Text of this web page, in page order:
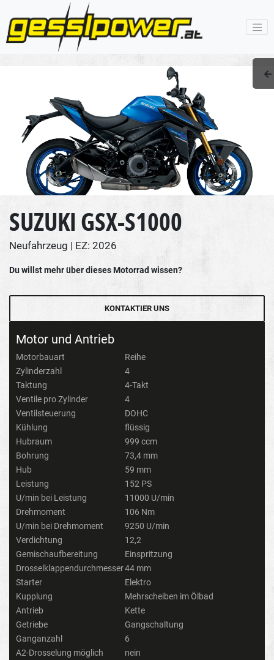
SUZUKI GSX-S1000
Neufahrzeug | EZ: 2026
Du willst mehr über dieses Motorrad wissen?
KONTAKTIER UNS
Motor und Antrieb
Motorbauart
Reihe
Zylinderzahl
4
Taktung
4-Takt
Ventile pro Zylinder
4
Ventilsteuerung
DOHC
Kühlung
flüssig
Hubraum
999 ccm
Bohrung
73,4 mm
Hub
59 mm
Leistung
152 PS
U/min bei Leistung
11000 U/min
Drehmoment
106 Nm
U/min bei Drehmoment
9250 U/min
Verdichtung
12,2
Gemischaufbereitung
Einspritzung
Drosselklappendurchmesser44 mm
Starter
Elektro
Kupplung
Mehrscheiben im Ölbad
Antrieb
Kette
Getriebe
Gangschaltung
Ganganzahl
6
A2-Drosselung möglich
nein